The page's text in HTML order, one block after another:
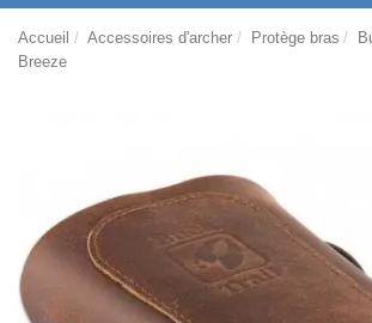
Accueil Accessoires d'archer Protège bras
Breeze